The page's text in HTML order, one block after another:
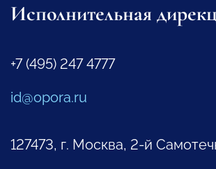
Исполнительная
+7 (495) 247 4777
id@opora.ru
127473, г. Москва, 2-й